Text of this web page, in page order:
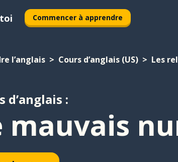
Commencer à apprendre
l’anglais Cours d’anglais (US) Les
d’anglais :
mauvais